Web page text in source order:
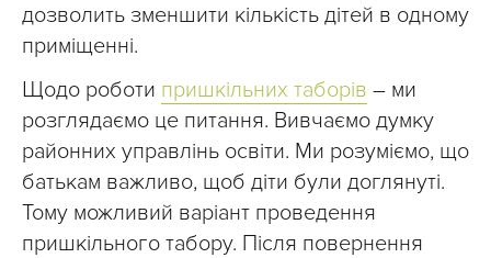
дозволить зменшити кількість дітей в одному
приміщенні.
Щодо роботи пришкільних таборів – ми
розглядаємо це питання. Вивчаємо думку
районних управлінь освіти. Ми розуміємо, що
батькам важливо, щоб діти були доглянуті.
Тому можливий варіант проведення
пришкільного табору. Після повернення